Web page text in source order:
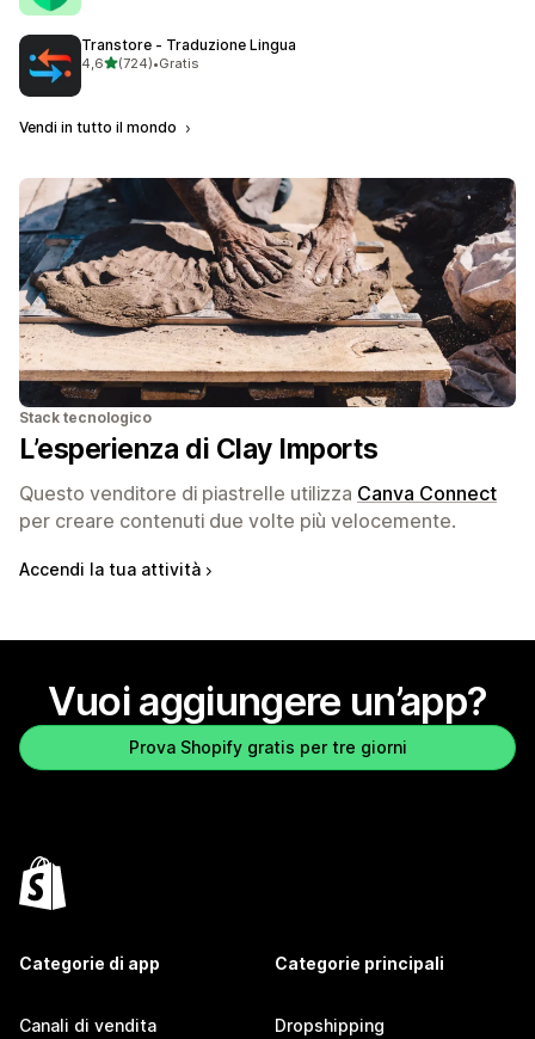
Transtore ‑ Traduzione Lingua
4,6stelle su 5
(724)
724 recensioni totali
•Gratis
Vendi in tutto il mondo
Stack tecnologico
L’esperienza di Clay Imports
Questo venditore di piastrelle utilizza Canva Connect
per creare contenuti due volte più velocemente.
Accendi la tua attività
Vuoi aggiungere un’app?
Prova Shopify gratis per tre giorni
Categorie di app
Canali di vendita
Categorie principali
Dropshipping